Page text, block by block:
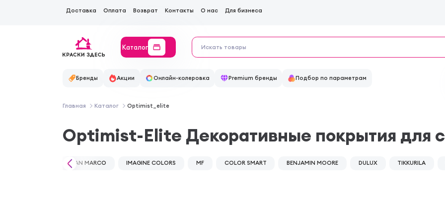
Доставка Оплата Возврат Контакты О нас Для бизнеса
Каталог
Бренды Акции Онлайн-колеровка Premium бренды Подбор по параметрам
Главная Каталог Optimist_elite
Optimist-Elite Декоративные покрытия для
SAN MARCO IMAGINE COLORS MF COLOR SMART BENJAMIN MOORE DULUX TIKKURILA